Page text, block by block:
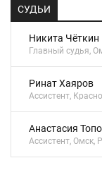
СУДЬИ
Никита Чёткин
Главный судья,
Ринат Хаяров
Ассистент,
Анастасия
Ассистент, Омск,